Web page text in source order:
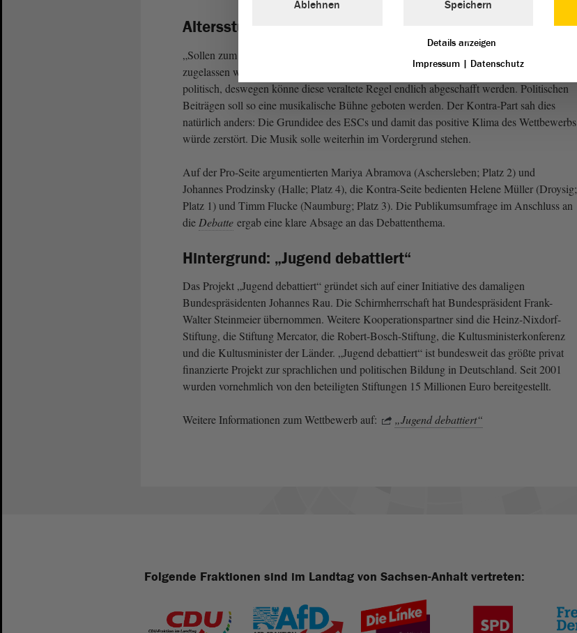
Altersstufe II: Der ESC und die Politik
„Sollen zum European Song Contest (ESC) auch Beiträge mit politischem Inhalt
zugelassen werden?“ Noch ist dies offiziell nicht erlaubt. Die Pro-Seite meinte, alles sei
politisch, deswegen könne diese veraltete Regel endlich abgeschafft werden. Politischen
Beiträgen soll so eine musikalische Bühne geboten werden. Der Kontra-Part sah dies
natürlich anders: Die Grundidee des ESCs und damit das positive Klima des Wettbewerbs
würde zerstört. Die Musik solle weiterhin im Vordergrund stehen.
Auf der Pro-Seite argumentierten Mariya Abramova (Aschersleben; Platz 2) und
Johannes Prodzinsky (Halle; Platz 4), die Kontra-Seite bedienten Helene Müller (Droysig;
Platz 1) und Timm Flucke (Naumburg; Platz 3). Die Publikumsumfrage im Anschluss an
die Debatte ergab eine klare Absage an das Debattenthema.
Hintergrund: „Jugend debattiert“
Das Projekt „Jugend debattiert“ gründet sich auf einer Initiative des damaligen
Bundespräsidenten Johannes Rau. Die Schirmherrschaft hat Bundespräsident Frank-
Walter Steinmeier übernommen. Weitere Kooperationspartner sind die Heinz-Nixdorf-
Stiftung, die Stiftung Mercator, die Robert-Bosch-Stiftung, die Kultusministerkonferenz
und die Kultusminister der Länder. „Jugend debattiert“ ist bundesweit das größte privat
finanzierte Projekt zur sprachlichen und politischen Bildung in Deutschland. Seit 2001
wurden vornehmlich von den beteiligten Stiftungen 15 Millionen Euro bereitgestellt.
Weitere Informationen zum Wettbewerb auf: „Jugend debattiert“
Folgende Fraktionen sind im Landtag von Sachsen-Anhalt vertreten:
Ablehnen Speichern
Details anzeigen
Impressum | Datenschutz